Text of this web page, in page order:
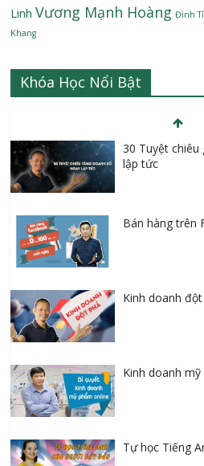
Linh Vương Mạnh Hoàng Đình
Khang
Khóa Học Nổi Bật
30 Tuyệt chiêu
lập tức
Bán hàng trên
Kinh doanh
Kinh doanh
Tự học Tiếng